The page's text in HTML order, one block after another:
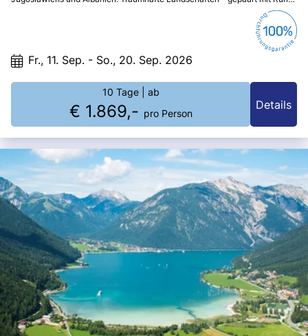
Fr., 11. Sep. - So., 20. Sep. 2026
10 Tage | ab
€ 1.869,- pro Person
Details